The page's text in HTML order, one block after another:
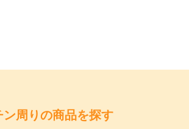
ン周りの商品を探す